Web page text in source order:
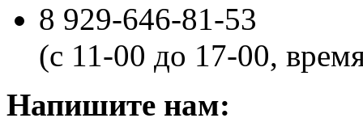
8 929-646-81-53
(с 11-00 до 17-00,
Напишите нам: